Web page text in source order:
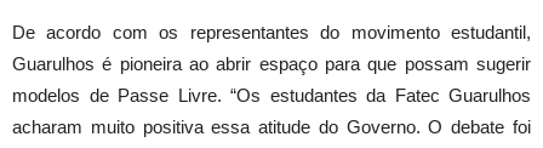
De acordo com os representantes do movimento estudantil,
Guarulhos é pioneira ao abrir espaço para que possam sugerir
modelos de Passe Livre. “Os estudantes da Fatec Guarulhos
acharam muito positiva essa atitude do Governo. O debate foi